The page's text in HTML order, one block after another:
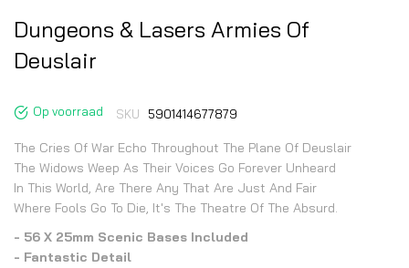
Dungeons & Lasers Armies Of
Deuslair
Op voorraad SKU 5901414677879
The Cries Of War Echo Throughout The Plane Of Deuslair
The Widows Weep As Their Voices Go Forever Unheard
In This World, Are There Any That Are Just And Fair
Where Fools Go To Die, It's The Theatre Of The Absurd.
- 56 X 25mm Scenic Bases Included
- Fantastic Detail